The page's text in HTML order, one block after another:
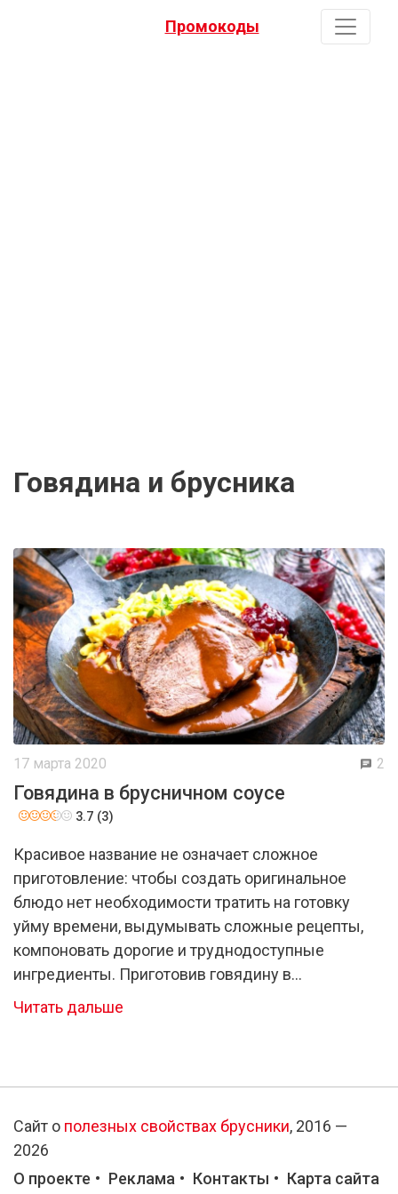
Промокоды
говядина и брусника
17 марта 2020 2
Говядина в брусничном соусе
3.7 (3)
Красивое название не означает сложное
приготовление: чтобы создать оригинальное
блюдо нет необходимости тратить на готовку
уйму времени, выдумывать сложные рецепты,
компоновать дорогие и труднодоступные
ингредиенты. Приготовив говядину в
брусничном соусе можно быть уверенным в
столе.
Читать дальше
Сайт о полезных свойствах брусники, 2016 —
2026
О проекте
Реклама Контакты Карта сайта